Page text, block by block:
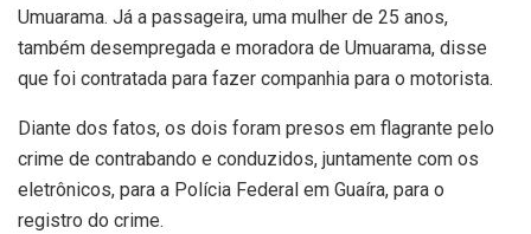
Umuarama. Já a passageira, uma mulher de 25 anos,
também desempregada e moradora de Umuarama, disse
que foi contratada para fazer companhia para o motorista.
Diante dos fatos, os dois foram presos em flagrante pelo
crime de contrabando e conduzidos, juntamente com os
eletrônicos, para a Polícia Federal em Guaíra, para o
registro do crime.